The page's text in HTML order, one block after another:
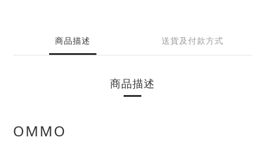
商品描述 送貨及付款方式
商品描述
OMMO